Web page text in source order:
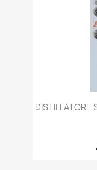
DISTILLATORE